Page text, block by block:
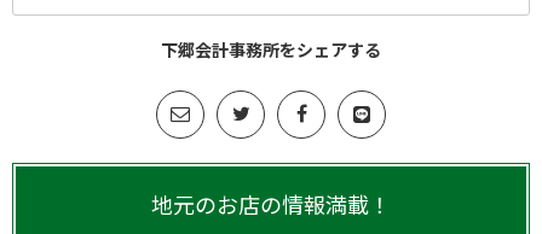
下郷会計事務所をシェアする
地元のお店の情報満載！